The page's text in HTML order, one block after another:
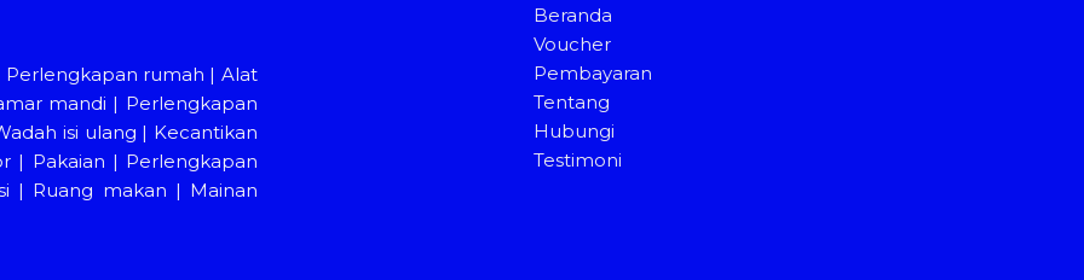
Perlengkapan rumah | Alat
mandi | Perlengkapan
isi ulang | Kecantikan
| Pakaian | Perlengkapan
| Ruang makan | Mainan
Beranda
Voucher
Pembayaran
Tentang
Hubungi
Testimoni